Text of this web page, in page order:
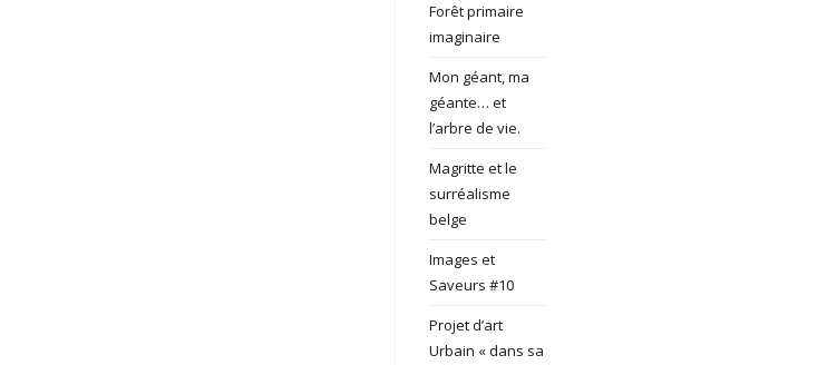
Forêt primaire
imaginaire
Mon géant, ma
géante… et
l’arbre de vie.
Magritte et le
surréalisme
belge
Images et
Saveurs #10
Projet d’art
Urbain « dans sa